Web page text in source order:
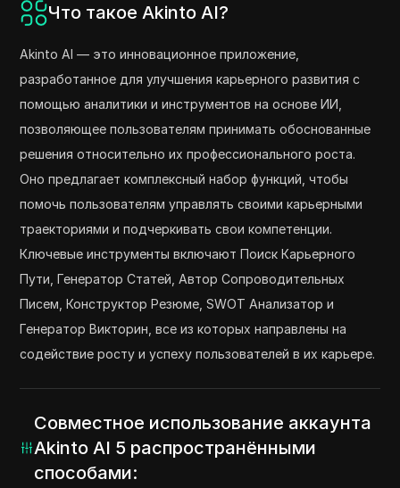
Что такое Akinto AI?
Akinto AI — это инновационное приложение,
разработанное для улучшения карьерного развития с
помощью аналитики и инструментов на основе ИИ,
позволяющее пользователям принимать обоснованные
решения относительно их профессионального роста.
Оно предлагает комплексный набор функций, чтобы
помочь пользователям управлять своими карьерными
траекториями и подчеркивать свои компетенции.
Ключевые инструменты включают Поиск Карьерного
Пути, Генератор Статей, Автор Сопроводительных
Писем, Конструктор Резюме, SWOT Анализатор и
Генератор Викторин, все из которых направлены на
содействие росту и успеху пользователей в их карьере.
Совместное использование аккаунта
Akinto AI 5 распространёнными
способами: